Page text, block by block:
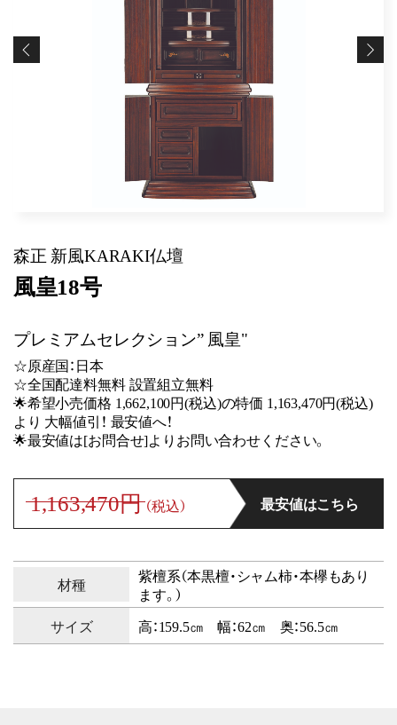
森正 新風KARAKI仏壇
風皇18号
プレミアムセレクション” 風皇"
☆原産国：日本
☆全国配達料無料 設置組立無料
🌟希望小売価格 1,662,100円(税込)の特価 1,163,470円(税込)
より 大幅値引！ 最安値へ！
🌟最安値は[お問合せ]よりお問い合わせください。
1,163,470円（税込） 最安値はこちら
材種
紫檀系（本黒檀・シャム柿・本欅もあり
ます。）
サイズ
高：159.5㎝ 幅：62㎝ 奥：56.5㎝